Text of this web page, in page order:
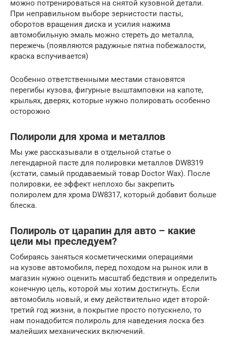
можно потренироваться на снятой кузовной детали.
При неправильном выборе зернистости пасты,
оборотов вращения диска и усилия нажима
автомобильную эмаль можно стереть до металла,
пережечь (появляются радужные пятна побежалости,
краска вспучивается)
Особенно ответственными местами становятся
перегибы кузова, фигурные выштамповки на капоте,
крыльях, дверях, которые нужно полировать особенно
осторожно
Полироли для хрома и металлов
Мы уже рассказывали в отдельной статье о
легендарной пасте для полировки металлов DW8319
(кстати, самый продаваемый товар Doctor Wax). После
полировки, ее эффект неплохо бы закрепить
полиролем для хрома DW8317, который добавит больше
блеска.
Полироль от царапин для авто – какие
цели мы преследуем?
Собираясь заняться косметическими операциями
на кузове автомобиля, перед походом на рынок или в
магазин нужно оценить масштаб бедствия и определить
конечную цель, которой мы хотим достигнуть. Если
автомобиль новый, и ему действительно идет второй-
третий год жизни, а покрытие просто потускнело, то
нам понадобится полироль для наведения лоска без
малейших механических включений.